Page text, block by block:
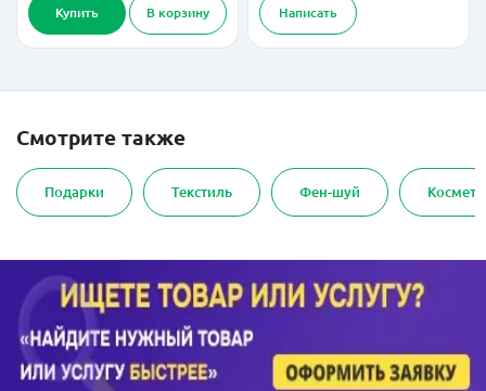
Купить В корзину Написать
Смотрите также
Подарки Текстиль Фен-шуй